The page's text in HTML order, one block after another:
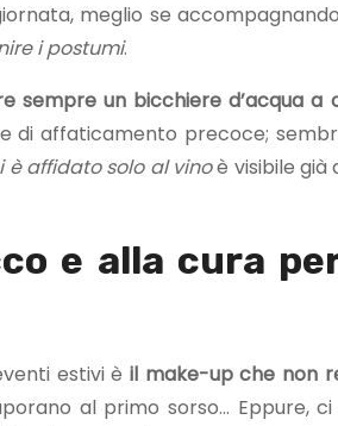
meglio se
i postumi.
sempre un bicchiere d’acqua a
di affaticamento precoce;
è affidato solo al vinoè visibile già
e alla cura
estivi èil make-up che non
al primo sorso… Eppure,